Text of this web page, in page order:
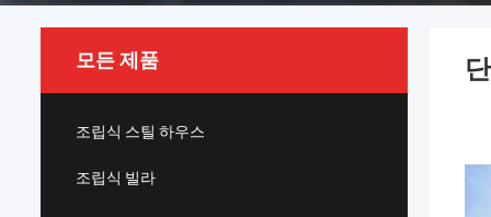
모든 제품
조립식 스틸 하우스
조립식 빌라